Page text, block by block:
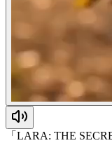
「LARA: THE